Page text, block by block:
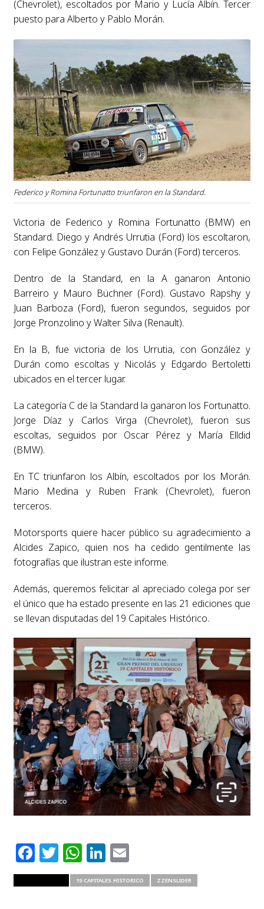
(Chevrolet), escoltados por Mario y Lucía Albín. Tercer
puesto para Alberto y Pablo Morán.
Federico y Romina Fortunatto triunfaron en la Standard.
Victoria de Federico y Romina Fortunatto (BMW) en
Standard. Diego y Andrés Urrutia (Ford) los escoltaron,
con Felipe González y Gustavo Durán (Ford) terceros.
Dentro de la Standard, en la A ganaron Antonio
Barreiro y Mauro Büchner (Ford). Gustavo Rapshy y
Juan Barboza (Ford), fueron segundos, seguidos por
Jorge Pronzolino y Walter Silva (Renault).
En la B, fue victoria de los Urrutia, con González y
Durán como escoltas y Nicolás y Edgardo Bertoletti
ubicados en el tercer lugar.
La categoría C de la Standard la ganaron los Fortunatto.
Jorge Díaz y Carlos Virga (Chevrolet), fueron sus
escoltas, seguidos por Oscar Pérez y María Elldid
(BMW).
En TC triunfaron los Albín, escoltados por los Morán.
Mario Medina y Ruben Frank (Chevrolet), fueron
terceros.
Motorsports quiere hacer público su agradecimiento a
Alcides Zapico, quien nos ha cedido gentilmente las
fotografías que ilustran este informe.
Además, queremos felicitar al apreciado colega por ser
el único que ha estado presente en las 21 ediciones que
se llevan disputadas del 19 Capitales Histórico.
Facebook
Twitter
WhatsApp
LinkedIn
Email
19 CAPITALES HISTORICO ZZENSLIDER